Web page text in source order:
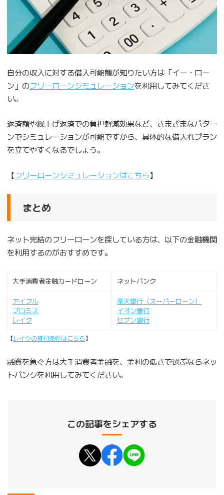
自分の収入に対する借入可能額が知りたい方は「イー・ロー
ン」のフリーローンシミュレーションを利用してみてくださ
い。
返済額や繰上げ返済での負担軽減効果など、さまざまなパター
ンでシミュレーションが可能ですから、具体的な借入れプラン
を立てやすくなるでしょう。
【フリーローンシミュレーションはこちら】
まとめ
ネット完結のフリーローンを探している方は、以下の金融機関
を利用するのがおすすめです。
大手消費者金融カードローン ネットバンク
アイフル
プロミス
レイク
楽天銀行（スーパーローン）
イオン銀行
セブン銀行
【レイクの貸付条件はこちら】
融資を急ぐ方は大手消費者金融を、金利の低さで選ぶならネッ
トバンクを利用してみてください。
この記事をシェアする